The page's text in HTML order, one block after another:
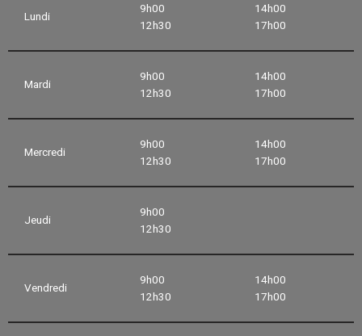
Lundi
9h00
12h30
14h00
17h00
Mardi
9h00
12h30
14h00
17h00
Mercredi
9h00
12h30
14h00
17h00
Jeudi
9h00
12h30
Vendredi
9h00
12h30
14h00
17h00